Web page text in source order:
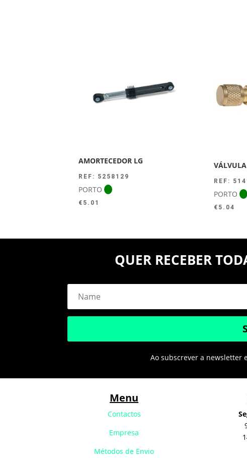
AMORTECEDOR LG
REF: 5258129
PORTO
€ 5.01
REF:
PORTO
€ 5.04
QUER RECEBER
Ao subscrever a newsletter
Menu
Contactos
Empresa
Métodos de Envio